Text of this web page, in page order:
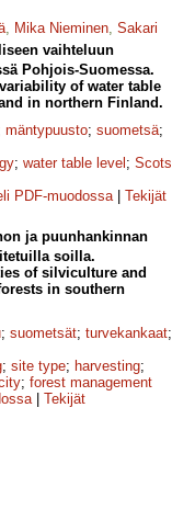
, Mika Nieminen, Sakari
vaihteluun
Pohjois-Suomessa.
of water table
in northern Finland.
mäntypuusto; suometsä;
; water table level ; Scots
PDF-muodossa| Tekijät
ja puunhankinnan
soilla.
of silviculture and
in southern
; suometsät; turvekankaat;
; site type; harvesting;
; forest management
| Tekijät